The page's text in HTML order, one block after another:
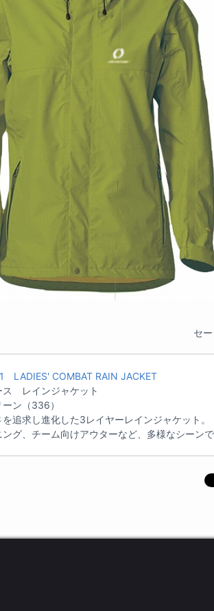
セ
LADIES' COMBAT RAIN JACKET
レインジャケット
ン（336）
追求し進化した3レイヤーレインジャケット
グ、チーム向けアウターなど、多様なシーン